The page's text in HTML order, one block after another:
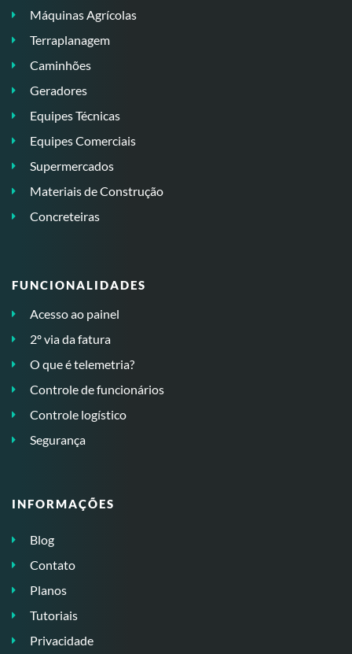
Máquinas Agrícolas
Terraplanagem
Caminhões
Geradores
Equipes Técnicas
Equipes Comerciais
Supermercados
Materiais de Construção
Concreteiras
FUNCIONALIDADES
Acesso ao painel
2º via da fatura
O que é telemetria?
Controle de funcionários
Controle logístico
Segurança
INFORMAÇÕES
Blog
Contato
Planos
Tutoriais
Privacidade